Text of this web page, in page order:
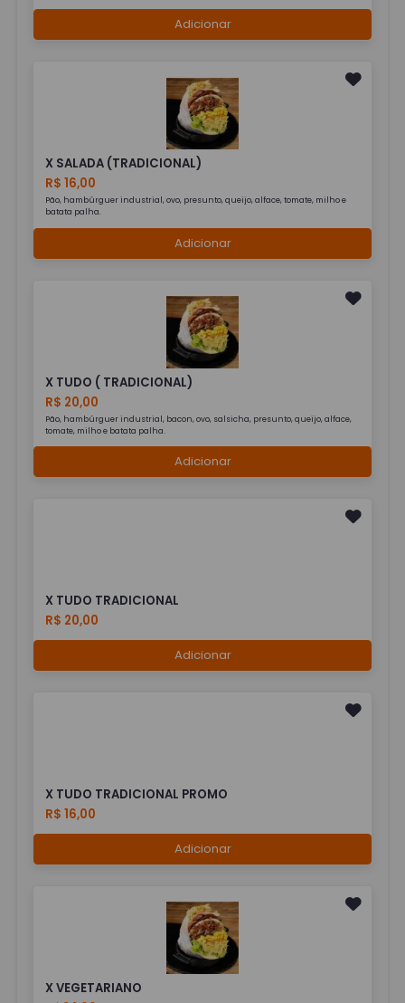
Adicionar
X SALADA (TRADICIONAL)
R$ 16,00
Pão, hambúrguer industrial, ovo, presunto, queijo, alface, tomate, milho e
batata palha.
Adicionar
X TUDO ( TRADICIONAL)
R$ 20,00
Pão, hambúrguer industrial, bacon, ovo, salsicha, presunto, queijo, alface,
tomate, milho e batata palha.
Adicionar
X TUDO TRADICIONAL
R$ 20,00
Adicionar
X TUDO TRADICIONAL PROMO
R$ 16,00
Adicionar
X VEGETARIANO